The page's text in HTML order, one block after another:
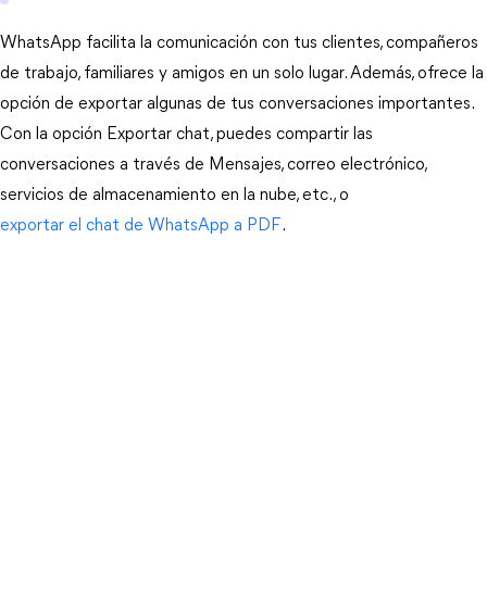
WhatsApp facilita la comunicación con tus clientes, compañeros
de trabajo, familiares y amigos en un solo lugar. Además, ofrece la
opción de exportar algunas de tus conversaciones importantes.
Con la opción Exportar chat, puedes compartir las
conversaciones a través de Mensajes, correo electrónico,
servicios de almacenamiento en la nube, etc., o
exportar el chat de WhatsApp a PDF.